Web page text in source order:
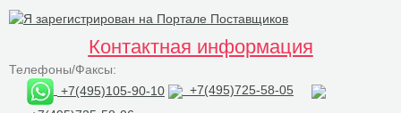
Контактная информация
Телефоны/Факсы:
+7(495)105-90-10
+7(495)725-58-05